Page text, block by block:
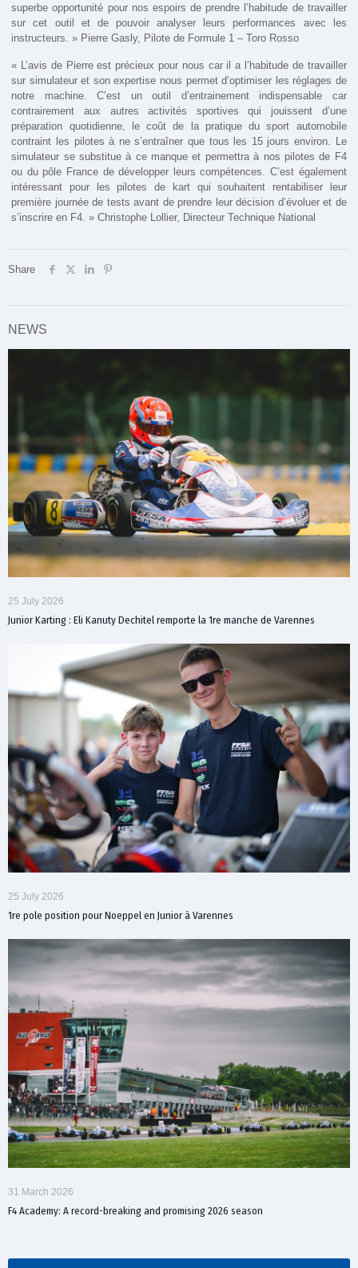
superbe opportunité pour nos espoirs de prendre l’habitude de travailler
sur cet outil et de pouvoir analyser leurs performances avec les
instructeurs. » Pierre Gasly, Pilote de Formule 1 – Toro Rosso
« L’avis de Pierre est précieux pour nous car il a l’habitude de travailler
sur simulateur et son expertise nous permet d’optimiser les réglages de
notre machine. C’est un outil d’entrainement indispensable car
contrairement aux autres activités sportives qui jouissent d’une
préparation quotidienne, le coût de la pratique du sport automobile
contraint les pilotes à ne s’entraîner que tous les 15 jours environ. Le
simulateur se substitue à ce manque et permettra à nos pilotes de F4
ou du pôle France de développer leurs compétences. C’est également
intéressant pour les pilotes de kart qui souhaitent rentabiliser leur
première journée de tests avant de prendre leur décision d’évoluer et de
s’inscrire en F4. » Christophe Lollier, Directeur Technique National
Share
NEWS
25 July 2026
Junior Karting : Eli Kanuty Dechitel remporte la 1re manche de Varennes
25 July 2026
1re pole position pour Noeppel en Junior à Varennes
31 March 2026
F4 Academy: A record-breaking and promising 2026 season